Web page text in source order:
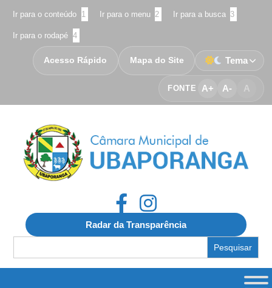
Ir para o conteúdo 1 Ir para o menu 2 Ir para a busca 3
Ir para o rodapé 4
FONTE A+ A- A
Acesso Rápido Mapa do Site Tema
Radar da Transparência
for: